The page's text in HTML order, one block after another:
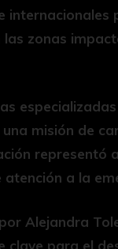
internacionales
zonas
misión de
representó
atención a la
Alejandra
clave para el